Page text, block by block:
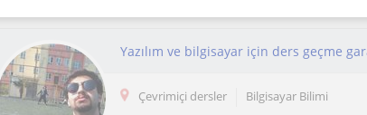
Yazılım ve bilgisayar için ders geçme
Çevrimiçi dersler Bilgisayar Bilimi